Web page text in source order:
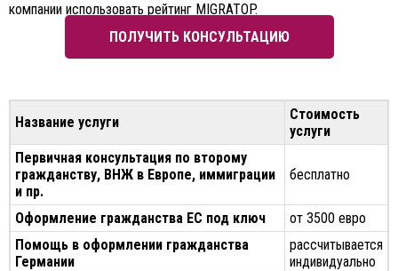
компании использовать рейтинг MIGRATOP.
ПОЛУЧИТЬ КОНСУЛЬТАЦИЮ
Название услуги
Стоимость
услуги
Первичная консультация по второму
гражданству, ВНЖ в Европе, иммиграции
и пр.
бесплатно
Оформление гражданства ЕС под ключ
от 3500 евро
Помощь в оформлении гражданства
Германии
рассчитывается
индивидуально